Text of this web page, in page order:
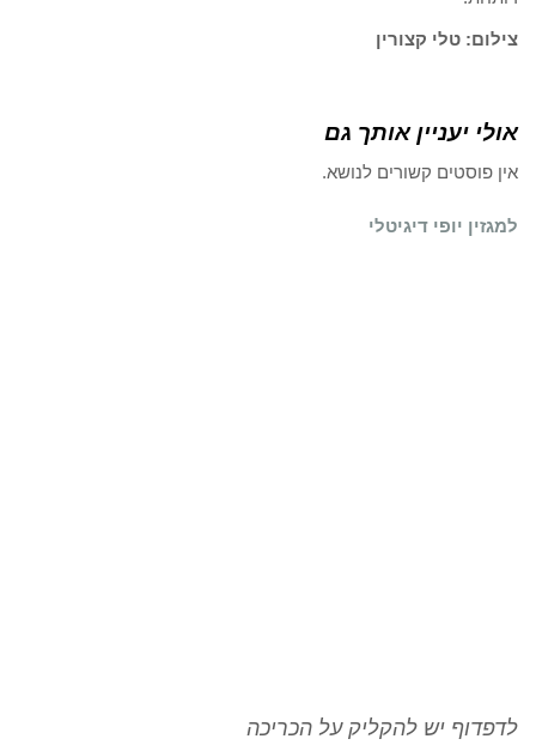
צילום: טלי קצורין
אולי יעניין אותך גם
אין פוסטים קשורים לנושא.
למגזין יופי דיגיטלי
לדפדוף יש להקליק על הכריכה